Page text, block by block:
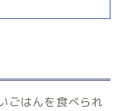
ごはんを食べられ